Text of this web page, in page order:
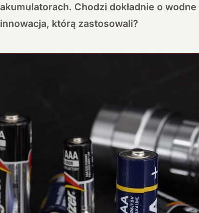
akumulatorach. Chodzi dokładnie o
innowacja, którą zastosowali?